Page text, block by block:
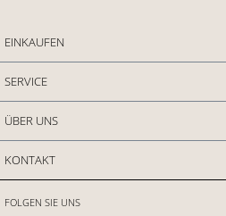
EINKAUFEN
SERVICE
ÜBER UNS
KONTAKT
FOLGEN SIE UNS